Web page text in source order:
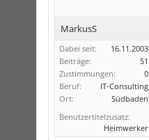
MarkusS
Dabei seit:
16.11.2003
Beiträge:
51
Zustimmungen:
0
Beruf:
IT-Consulting
Ort:
Südbaden
Benutzertitelzusatz:
Heimwerker